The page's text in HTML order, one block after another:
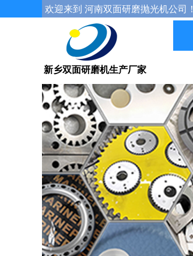
欢迎来到 河南双面研磨抛光机公司！
新乡双面研磨机生产厂家